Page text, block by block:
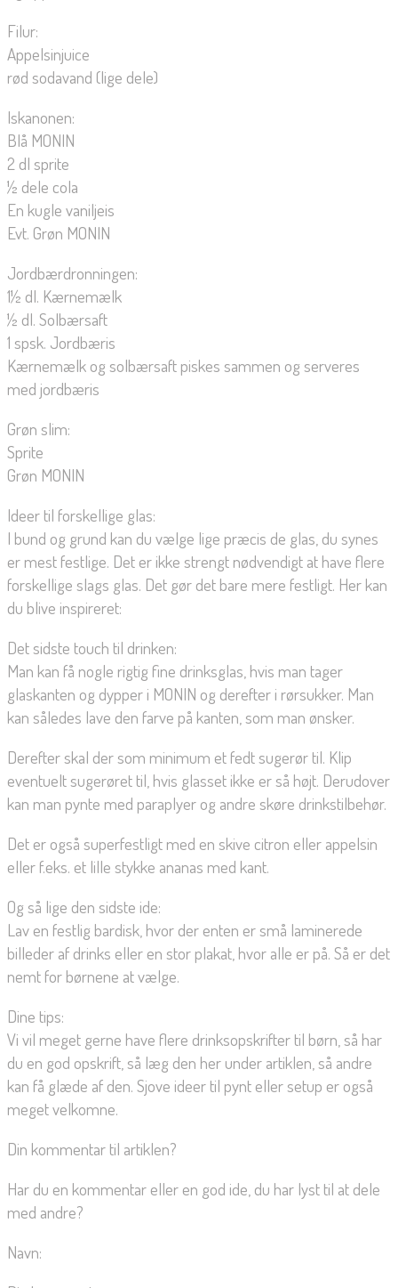
Filur:
Appelsinjuice
rød sodavand (lige dele)
Iskanonen:
Blå MONIN
2 dl sprite
½ dele cola
En kugle vaniljeis
Evt. Grøn MONIN
Jordbærdronningen:
1½ dl. Kærnemælk
½ dl. Solbærsaft
1 spsk. Jordbæris
Kærnemælk og solbærsaft piskes sammen og serveres
med jordbæris
Grøn slim:
Sprite
Grøn MONIN
Ideer til forskellige glas:
I bund og grund kan du vælge lige præcis de glas, du synes
er mest festlige. Det er ikke strengt nødvendigt at have flere
forskellige slags glas. Det gør det bare mere festligt. Her kan
du blive inspireret:
Det sidste touch til drinken:
Man kan få nogle rigtig fine drinksglas, hvis man tager
glaskanten og dypper i MONIN og derefter i rørsukker. Man
kan således lave den farve på kanten, som man ønsker.
Derefter skal der som minimum et fedt sugerør til. Klip
eventuelt sugerøret til, hvis glasset ikke er så højt. Derudover
kan man pynte med paraplyer og andre skøre drinkstilbehør.
Det er også superfestligt med en skive citron eller appelsin 
eller f.eks. et lille stykke ananas med kant.
Og så lige den sidste ide:
Lav en festlig bardisk, hvor der enten er små laminerede
billeder af drinks eller en stor plakat, hvor alle er på. Så er det
nemt for børnene at vælge.
Dine tips:
Vi vil meget gerne have flere drinksopskrifter til børn, så har
du en god opskrift, så læg den her under artiklen, så andre
kan få glæde af den. Sjove ideer til pynt eller setup er også
meget velkomne.
Din kommentar til artiklen?
Har du en kommentar eller en god ide, du har lyst til at dele
med andre?
Navn: